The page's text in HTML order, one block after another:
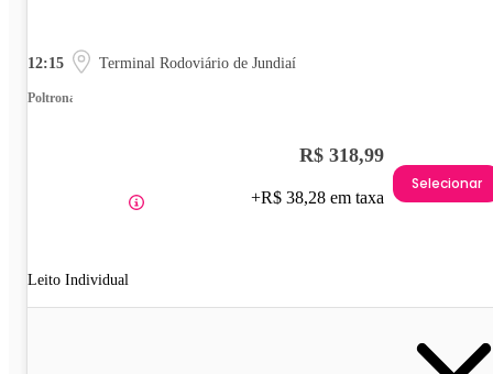
12:15 Terminal Rodoviário de Jundiaí
Poltrona
Leito Individual
R$ 318,99
+R$ 38,28 em taxa
Selecionar